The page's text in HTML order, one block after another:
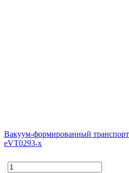
Вакуум-формированный
eVT0293-x